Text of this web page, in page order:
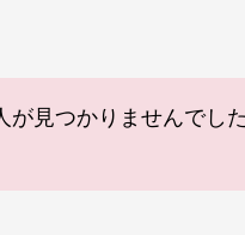
見つかりませんでした